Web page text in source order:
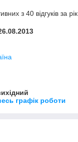
з 40 відгуків за рік
графік роботи